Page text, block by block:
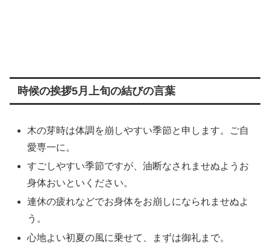
時候の挨拶5月上旬の結びの言葉
木の芽時は体調を崩しやすい季節と申します。ご自
愛専一に。
すごしやすい季節ですが、油断なされませぬようお
身体おいといください。
連休の疲れなどでお身体をお崩しになられませぬよ
う。
心地よい初夏の風に乗せて、まずは御礼まで。